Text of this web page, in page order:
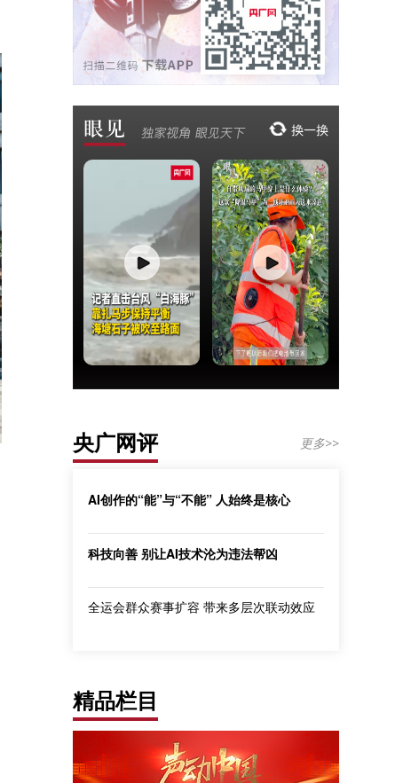
央广网评 更多>>
AI创作的“能”与“不能” 人始终是核心
科技向善 别让AI技术沦为违法帮凶
全运会群众赛事扩容 带来多层次联动效应
精品栏目